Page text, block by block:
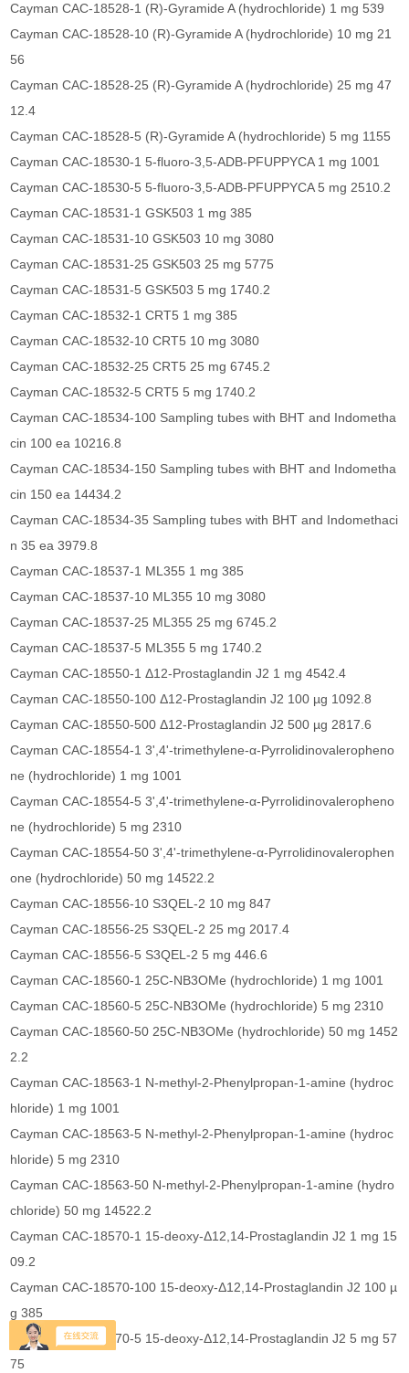
Cayman CAC-18528-1 (R)-Gyramide A (hydrochloride) 1 mg 539
Cayman CAC-18528-10 (R)-Gyramide A (hydrochloride) 10 mg 21
56
Cayman CAC-18528-25 (R)-Gyramide A (hydrochloride) 25 mg 47
12.4
Cayman CAC-18528-5 (R)-Gyramide A (hydrochloride) 5 mg 1155
Cayman CAC-18530-1 5-fluoro-3,5-ADB-PFUPPYCA 1 mg 1001
Cayman CAC-18530-5 5-fluoro-3,5-ADB-PFUPPYCA 5 mg 2510.2
Cayman CAC-18531-1 GSK503 1 mg 385
Cayman CAC-18531-10 GSK503 10 mg 3080
Cayman CAC-18531-25 GSK503 25 mg 5775
Cayman CAC-18531-5 GSK503 5 mg 1740.2
Cayman CAC-18532-1 CRT5 1 mg 385
Cayman CAC-18532-10 CRT5 10 mg 3080
Cayman CAC-18532-25 CRT5 25 mg 6745.2
Cayman CAC-18532-5 CRT5 5 mg 1740.2
Cayman CAC-18534-100 Sampling tubes with BHT and Indometha
cin 100 ea 10216.8
Cayman CAC-18534-150 Sampling tubes with BHT and Indometha
cin 150 ea 14434.2
Cayman CAC-18534-35 Sampling tubes with BHT and Indomethaci
n 35 ea 3979.8
Cayman CAC-18537-1 ML355 1 mg 385
Cayman CAC-18537-10 ML355 10 mg 3080
Cayman CAC-18537-25 ML355 25 mg 6745.2
Cayman CAC-18537-5 ML355 5 mg 1740.2
Cayman CAC-18550-1 Δ12-Prostaglandin J2 1 mg 4542.4
Cayman CAC-18550-100 Δ12-Prostaglandin J2 100 µg 1092.8
Cayman CAC-18550-500 Δ12-Prostaglandin J2 500 µg 2817.6
Cayman CAC-18554-1 3',4'-trimethylene-α-Pyrrolidinovaleropheno
ne (hydrochloride) 1 mg 1001
Cayman CAC-18554-5 3',4'-trimethylene-α-Pyrrolidinovaleropheno
ne (hydrochloride) 5 mg 2310
Cayman CAC-18554-50 3',4'-trimethylene-α-Pyrrolidinovalerophen
one (hydrochloride) 50 mg 14522.2
Cayman CAC-18556-10 S3QEL-2 10 mg 847
Cayman CAC-18556-25 S3QEL-2 25 mg 2017.4
Cayman CAC-18556-5 S3QEL-2 5 mg 446.6
Cayman CAC-18560-1 25C-NB3OMe (hydrochloride) 1 mg 1001
Cayman CAC-18560-5 25C-NB3OMe (hydrochloride) 5 mg 2310
Cayman CAC-18560-50 25C-NB3OMe (hydrochloride) 50 mg 1452
2.2
Cayman CAC-18563-1 N-methyl-2-Phenylpropan-1-amine (hydroc
hloride) 1 mg 1001
Cayman CAC-18563-5 N-methyl-2-Phenylpropan-1-amine (hydroc
hloride) 5 mg 2310
Cayman CAC-18563-50 N-methyl-2-Phenylpropan-1-amine (hydro
chloride) 50 mg 14522.2
Cayman CAC-18570-1 15-deoxy-Δ12,14-Prostaglandin J2 1 mg 15
09.2
Cayman CAC-18570-100 15-deoxy-Δ12,14-Prostaglandin J2 100 µ
g 385
Cayman CAC-18570-5 15-deoxy-Δ12,14-Prostaglandin J2 5 mg 57
75